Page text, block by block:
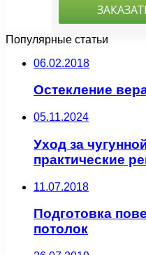
Популярные статьи
06.02.2018
Остекление
05.11.2024
Уход за
практические
11.07.2018
Подготовка
потолок